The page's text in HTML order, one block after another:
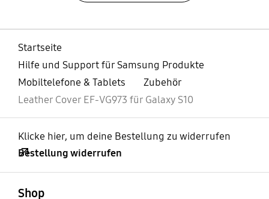
Startseite
Hilfe und Support für Samsung Produkte
Mobiltelefone & Tablets
Zubehör
Leather Cover EF-VG973 für Galaxy S10
Klicke hier, um deine Bestellung zu widerrufen
Bestellung widerrufen
Shop